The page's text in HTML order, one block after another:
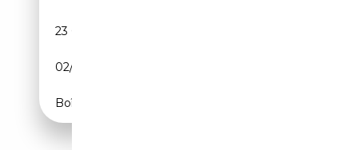
23 000 km
02/2025
Boîte automatique